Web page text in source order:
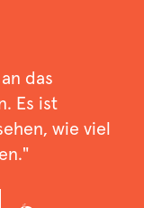
das
Es ist
wie viel